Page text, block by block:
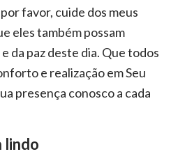
favor, cuide dos meus
eles também possam
da paz deste dia. Que todos
e realização em Seu
presença conosco a cada
lindo